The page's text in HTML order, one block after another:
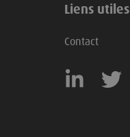
Liens utiles
Contact